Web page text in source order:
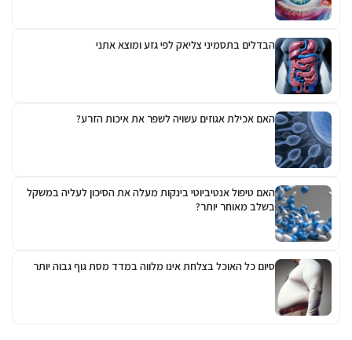
הבדלים בתסמיני צליאק לפי גזע ומוצא אתני
האם אכילת אגוזים עשויה לשפר את איכות הזרע?
האם טיפול אנטיביוטי בינקות מעלה את הסיכון לעליה במשקל
בשלב מאוחר יותר?
סיום כל האוכל בצלחת אינו מלווה במדד מסת גוף גבוה יותר